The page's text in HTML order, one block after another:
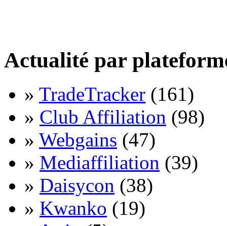
Actualité par
» TradeTracker (161)
» Club Affiliation (98)
» Webgains (47)
» Mediaffiliation (39)
» Daisycon (38)
» Kwanko (19)